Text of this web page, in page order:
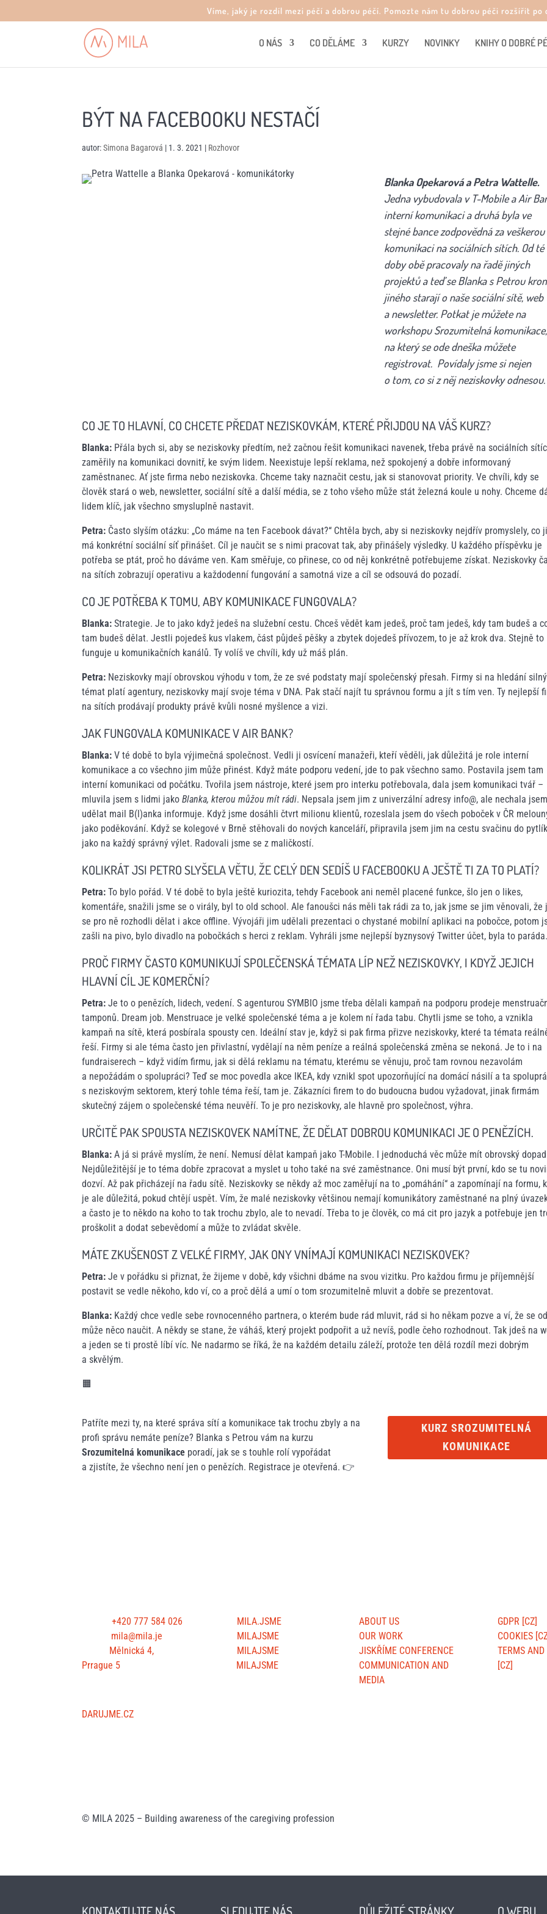
Víme, jaký je rozdíl mezi péčí a dobrou péčí. Pomozte nám tu dobrou péči rozšířit po
O NÁS CO DĚLÁME KURZY NOVINKY KNIHY O DOBRÉ
BÝT NA FACEBOOKU NESTAČÍ
autor:Simona Bagarová | 1. 3. 2021 | Rozhovor
Blanka Opekarová a Petra Wattelle.
Jedna vybudovala v T-Mobile a Air
interní komunikaci a druhá byla ve
stejné bance zodpovědná za veškerou
komunikaci na sociálních sítích. Od té
doby obě pracovaly na řadě jiných
projektů a teď se Blanka s Petrou
jiného starají o naše sociální sítě, web
a newsletter. Potkat je můžete na
workshopu Srozumitelná komunikace,
na který se ode dneška můžete
registrovat. Povídaly jsme si nejen
o tom, co si z něj neziskovky odnesou.
CO JE TO HLAVNÍ, CO CHCETE PŘEDAT NEZISKOVKÁM, KTERÉ PŘIJDOU NA VÁŠ KURZ?
Blanka: Přála bych si, aby se neziskovky předtím, než začnou řešit komunikaci navenek, třeba právě na sociálních
zaměřily na komunikaci dovnitř, ke svým lidem. Neexistuje lepší reklama, než spokojený a dobře informovaný
zaměstnanec. Ať jste firma nebo neziskovka. Chceme taky naznačit cestu, jak si stanovovat priority. Ve chvíli, kdy se
člověk stará o web, newsletter, sociální sítě a další média, se z toho všeho může stát železná koule u nohy. Chceme
lidem klíč, jak všechno smysluplně nastavit.
Petra: Často slyším otázku: „Co máme na ten Facebook dávat?“ Chtěla bych, aby si neziskovky nejdřív promyslely, co
má konkrétní sociální síť přinášet. Cíl je naučit se s nimi pracovat tak, aby přinášely výsledky. U každého příspěvku je
potřeba se ptát, proč ho dáváme ven. Kam směřuje, co přinese, co od něj konkrétně potřebujeme získat. Neziskovky
na sítích zobrazují operativu a každodenní fungování a samotná vize a cíl se odsouvá do pozadí.
CO JE POTŘEBA K TOMU, ABY KOMUNIKACE FUNGOVALA?
Blanka: Strategie. Je to jako když jedeš na služební cestu. Chceš vědět kam jedeš, proč tam jedeš, kdy tam budeš a
tam budeš dělat. Jestli pojedeš kus vlakem, část půjdeš pěšky a zbytek dojedeš přívozem, to je až krok dva. Stejně to
funguje u komunikačních kanálů. Ty volíš ve chvíli, kdy už máš plán.
Petra: Neziskovky mají obrovskou výhodu v tom, že ze své podstaty mají společenský přesah. Firmy si na hledání
témat platí agentury, neziskovky mají svoje téma v DNA. Pak stačí najít tu správnou formu a jít s tím ven. Ty nejlepší
na sítích prodávají produkty právě kvůli nosné myšlence a vizi.
JAK FUNGOVALA KOMUNIKACE V AIR BANK?
Blanka: V té době to byla výjimečná společnost. Vedli ji osvícení manažeři, kteří věděli, jak důležitá je role interní
komunikace a co všechno jim může přinést. Když máte podporu vedení, jde to pak všechno samo. Postavila jsem tam
interní komunikaci od počátku. Tvořila jsem nástroje, které jsem pro interku potřebovala, dala jsem komunikaci tvář –
mluvila jsem s lidmi jakoBlanka, kterou můžou mít rádi. Nepsala jsem jim z univerzální adresy info@, ale nechala
udělat mail B(l)anka informuje. Když jsme dosáhli čtvrt milionu klientů, rozeslala jsem do všech poboček v ČR
jako poděkování. Když se kolegové v Brně stěhovali do nových kanceláří, připravila jsem jim na cestu svačinu do
jako na každý správný výlet. Radovali jsme se z maličkostí.
KOLIKRÁT JSI PETRO SLYŠELA VĚTU, ŽE CELÝ DEN SEDÍŠ U FACEBOOKU A JEŠTĚ TI ZA TO PLATÍ?
Petra: To bylo pořád. V té době to byla ještě kuriozita, tehdy Facebook ani neměl placené funkce, šlo jen o likes,
komentáře, snažili jsme se o virály, byl to old school. Ale fanoušci nás měli tak rádi za to, jak jsme se jim věnovali, že
se pro ně rozhodli dělat i akce offline. Vývojáři jim udělali prezentaci o chystané mobilní aplikaci na pobočce, potom
zašli na pivo, bylo divadlo na pobočkách s herci z reklam. Vyhráli jsme nejlepší byznysový Twitter účet, byla to paráda.
PROČ FIRMY ČASTO KOMUNIKUJÍ SPOLEČENSKÁ TÉMATA LÍP NEŽ NEZISKOVKY, I KDYŽ JEJICH
HLAVNÍ CÍL JE KOMERČNÍ?
Petra: Je to o penězích, lidech, vedení. S agenturou SYMBIO jsme třeba dělali kampaň na podporu prodeje
tamponů. Dream job. Menstruace je velké společenské téma a je kolem ní řada tabu. Chytli jsme se toho, a vznikla
kampaň na sítě, která posbírala spousty cen. Ideální stav je, když si pak firma přizve neziskovky, které ta témata
řeší. Firmy si ale téma často jen přivlastní, vydělají na něm peníze a reálná společenská změna se nekoná. Je to i na
fundraiserech – když vidím firmu, jak si dělá reklamu na tématu, kterému se věnuju, proč tam rovnou nezavolám
a nepožádám o spolupráci? Teď se moc povedla akce IKEA, kdy vznikl spot upozorňující na domácí násilí a ta
s neziskovým sektorem, který tohle téma řeší, tam je. Zákazníci firem to do budoucna budou vyžadovat, jinak firmám
skutečný zájem o společenské téma neuvěří. To je pro neziskovky, ale hlavně pro společnost, výhra.
URČITĚ PAK SPOUSTA NEZISKOVEK NAMÍTNE, ŽE DĚLAT DOBROU KOMUNIKACI JE O PENĚZÍCH.
Blanka: A já si právě myslím, že není. Nemusí dělat kampaň jako T-Mobile. I jednoduchá věc může mít obrovský
Nejdůležitější je to téma dobře zpracovat a myslet u toho také na své zaměstnance. Oni musí být první, kdo se tu
dozví. Až pak přicházejí na řadu sítě. Neziskovky se někdy až moc zaměřují na to „pomáhání“ a zapomínají na formu,
je ale důležitá, pokud chtějí uspět. Vím, že malé neziskovky většinou nemají komunikátory zaměstnané na plný
a často je to někdo na koho to tak trochu zbylo, ale to nevadí. Třeba to je člověk, co má cit pro jazyk a potřebuje jen
proškolit a dodat sebevědomí a může to zvládat skvěle.
MÁTE ZKUŠENOST Z VELKÉ FIRMY, JAK ONY VNÍMAJÍ KOMUNIKACI NEZISKOVEK?
Petra: Je v pořádku si přiznat, že žijeme v době, kdy všichni dbáme na svou vizitku. Pro každou firmu je příjemnější
postavit se vedle někoho, kdo ví, co a proč dělá a umí o tom srozumitelně mluvit a dobře se prezentovat.
Blanka: Každý chce vedle sebe rovnocenného partnera, o kterém bude rád mluvit, rád si ho někam pozve a ví, že se
může něco naučit. A někdy se stane, že váháš, který projekt podpořit a už nevíš, podle čeho rozhodnout. Tak jdeš na
a jeden se ti prostě líbí víc. Ne nadarmo se říká, že na každém detailu záleží, protože ten dělá rozdíl mezi dobrým
a skvělým.
🟧
Patříte mezi ty, na které správa sítí a komunikace tak trochu zbyly a na
profi správu nemáte peníze? Blanka s Petrou vám na kurzu
Srozumitelná komunikace poradí, jak se s touhle rolí vypořádat
a zjistíte, že všechno není jen o penězích. Registrace je otevřená. 👉
KURZ SROZUMITELNÁ
KOMUNIKACE
Phone:+420 777 584 026
mila@mila.je
Mělnická 4,
Prrague 5
DARUJME.CZ
MILA.JSME
MILAJSME
MILAJSME
MILAJSME
ABOUT US
OUR WORK
JISKŘÍME CONFERENCE
COMMUNICATION AND
MEDIA
GDPR [CZ]
COOKIES
TERMS
[CZ]
© MILA 2025 – Building awareness of the caregiving profession
KONTAKTUJTE NÁS SLEDUJTE NÁS DŮLEŽITÉ STRÁNKY O WEBU